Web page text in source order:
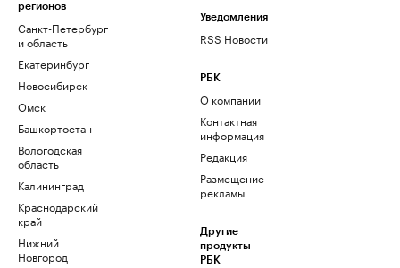
регионов
Санкт-Петербург
и область
Екатеринбург
Новосибирск
Омск
Башкортостан
Вологодская
область
Калининград
Краснодарский
край
Нижний
Новгород
Уведомления
RSS Новости
РБК
О компании
Контактная
информация
Редакция
Размещение
рекламы
Другие
продукты
РБК